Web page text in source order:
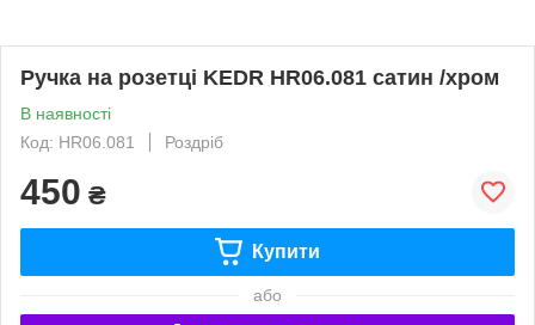
Ручка на розетці KEDR HR06.081 сатин /хром
В наявності
Код: HR06.081
Роздріб
450 ₴
Купити
або